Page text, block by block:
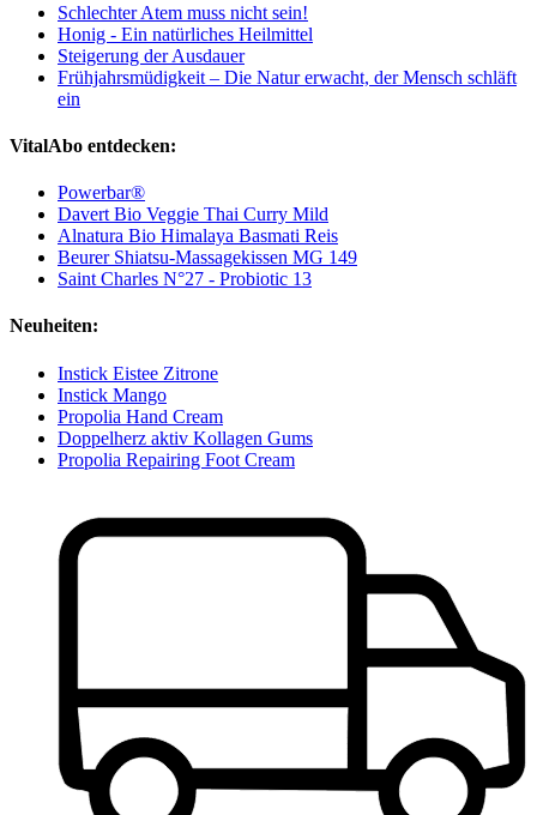
Schlechter Atem muss nicht sein!
Honig - Ein natürliches Heilmittel
Steigerung der Ausdauer
Frühjahrsmüdigkeit – Die Natur erwacht, der Mensch schläft
ein
VitalAbo entdecken:
Powerbar®
Davert Bio Veggie Thai Curry Mild
Alnatura Bio Himalaya Basmati Reis
Beurer Shiatsu-Massagekissen MG 149
Saint Charles N°27 - Probiotic 13
Neuheiten:
Instick Eistee Zitrone
Instick Mango
Propolia Hand Cream
Doppelherz aktiv Kollagen Gums
Propolia Repairing Foot Cream